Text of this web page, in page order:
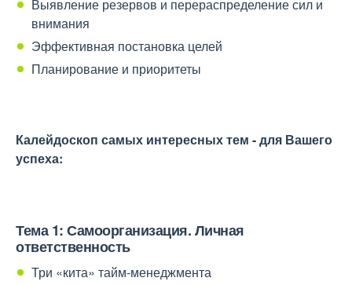
Выявление резервов и перераспределение сил и
внимания
Эффективная постановка целей
Планирование и приоритеты
Калейдоскоп самых интересных тем - для Вашего
успеха:
Тема 1: Самоорганизация. Личная
ответственность
Три «кита» тайм-менеджмента